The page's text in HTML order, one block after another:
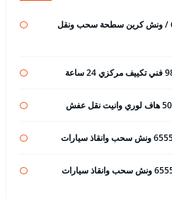
ونش ابو حليفة رقم / 65557275 / ونش كرين سطحة سحب ونقل